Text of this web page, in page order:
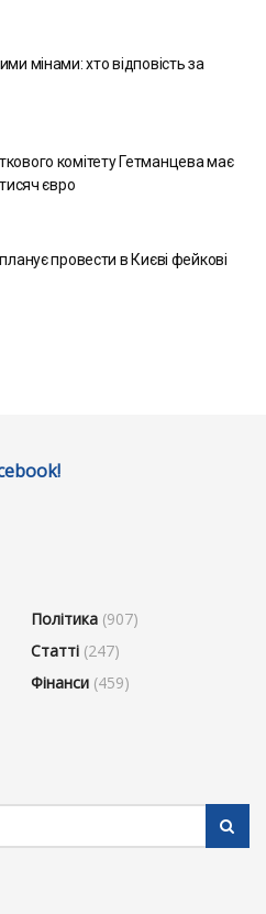
мінами: хто відповість за
комітету Гетманцева має
євро
провести в Києві фейкові
Політика (907)
Статті (247)
Фінанси (459)